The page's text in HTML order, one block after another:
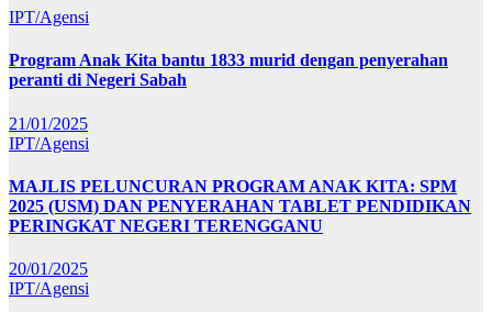
IPT/Agensi
Program Anak Kita bantu 1833 murid dengan penyerahan
peranti di Negeri Sabah
21/01/2025
IPT/Agensi
MAJLIS PELUNCURAN PROGRAM ANAK KITA: SPM
2025 (USM) DAN PENYERAHAN TABLET PENDIDIKAN
PERINGKAT NEGERI TERENGGANU
20/01/2025
IPT/Agensi